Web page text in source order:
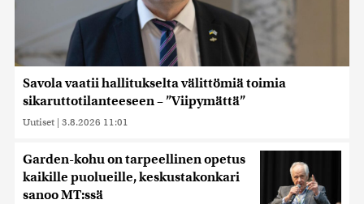
Savola vaatii hallitukselta välittömiä toimia
sikaruttotilanteeseen – ”Viipymättä”
Uutiset | 3.8.2026 11:01
Garden-kohu on tarpeellinen opetus
kaikille puolueille, keskustakonkari
sanoo MT:ssä